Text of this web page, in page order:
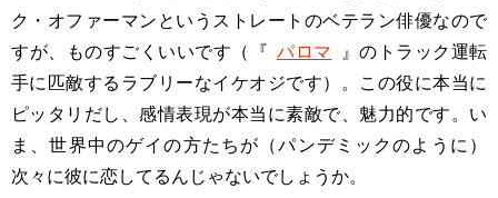
ク・オファーマンというストレートのベテラン俳優なので
すが、ものすごくいいです（『 パロマ
』のトラック運転
手に匹敵するラブリーなイケオジです）。この役に本当に
ピッタリだし、感情表現が本当に素敵で、魅力的です。い
ま、世界中のゲイの方たちが（パンデミックのように）
次々に彼に恋してるんじゃないでしょうか。